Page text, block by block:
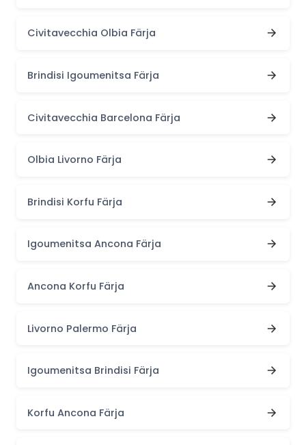
Civitavecchia Olbia Färja
Brindisi Igoumenitsa Färja
Civitavecchia Barcelona Färja
Olbia Livorno Färja
Brindisi Korfu Färja
Igoumenitsa Ancona Färja
Ancona Korfu Färja
Livorno Palermo Färja
Igoumenitsa Brindisi Färja
Korfu Ancona Färja